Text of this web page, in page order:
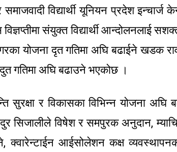
विद्यार्थी यूनियन प्रदेश इन्चार्ज
संयुक्त विद्यार्थी आन्दोलनलाई
योजना दृत गतिमा अघि बढाईने खडक
गतिमा अघि बढाउने भएकोछ ।
सुरक्षा र विकासका विभिन्न योजना अघि
सिजालीले विषेश र समपुरक अनुदान,
क्वारेन्टाईन आईसोलेशन कक्ष